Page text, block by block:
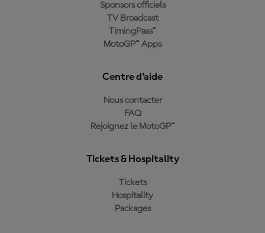
Sponsors officiels
TV Broadcast
TimingPass™
MotoGP™ Apps
Centre d'aide
Nous contacter
FAQ
Rejoignez le MotoGP™
Tickets & Hospitality
Tickets
Hospitality
Packages